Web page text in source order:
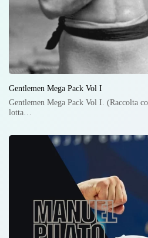
Gentlemen Mega Pack Vol I
Gentlemen Mega Pack Vol I. (Raccolta
lotta…